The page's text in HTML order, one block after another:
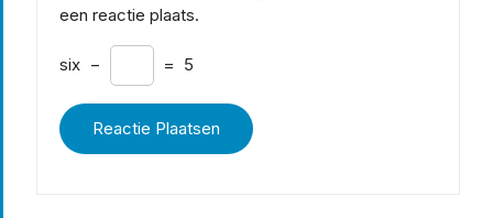
een reactie plaats.
six − = 5